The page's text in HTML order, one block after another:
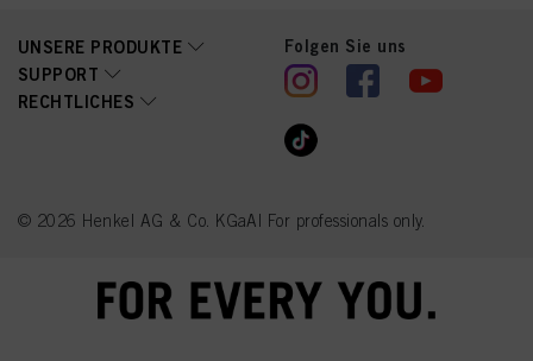
UNSERE PRODUKTE
SUPPORT
RECHTLICHES
Folgen Sie uns
© 2026 Henkel AG & Co. KGaA| For professionals only.